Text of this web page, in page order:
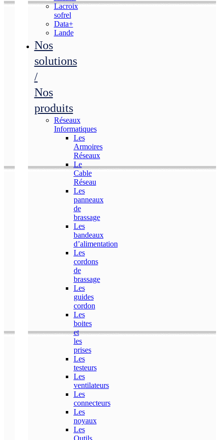
Lacroix
sofrel
Data+
Lande
Nos
solutions
/
Nos
produits
Réseaux
Informatiques
Les
Armoires
Réseaux
Le
Cable
Réseau
Les
panneaux
de
brassage
Les
bandeaux
d’alimentation
Les
cordons
de
brassage
Les
guides
cordon
Les
boites
et
les
prises
Les
testeurs
Les
ventilateurs
Les
connecteurs
Les
noyaux
Les
Outils